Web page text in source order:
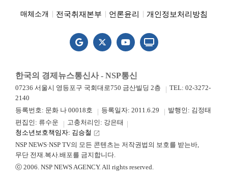
매체소개 전국취재본부 언론윤리 개인정보처리방침
한국의 경제뉴스통신사 - NSP통신
07236 서울시 영등포구 국회대로750 금산빌딩 2층
TEL: 02-3272-
2140
등록번호: 문화 나 00018호
등록일자: 2011.6.29
발행인: 김정태
편집인: 류수운
고충처리인: 강은태
청소년보호책임자: 김승철 launch
NSP NEWS·NSP TV의 모든 콘텐츠는 저작권법의 보호를 받는바,
무단 전재.복사.배포를 금지합니다.
ⓒ 2006. NSP NEWS AGENCY. All rights reserved.